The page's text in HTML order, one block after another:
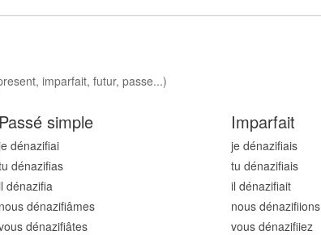
imparfait, futur, passe...)
Passé simple
dénazifiai
dénazifias
dénazifia
nous dénazifiâmes
dénazifiâtes
Imparfait
je dénazifiais
tu dénazifiais
il dénazifiait
nous dénazifiions
vous dénazifiiez